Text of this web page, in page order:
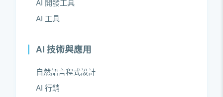
AI 開發工具
AI 工具
AI 技術與應用
自然語言程式設計
AI 行銷